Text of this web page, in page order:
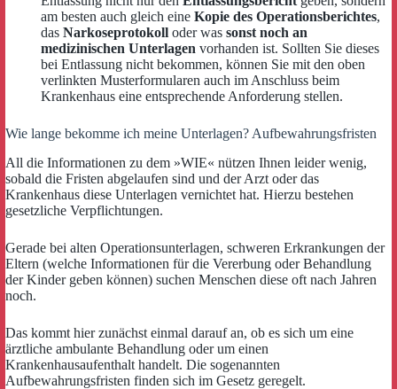
am besten auch gleich eine Kopie des Operationsberichtes,
das Narkoseprotokoll oder was sonst noch an
medizinischen Unterlagen vorhanden ist. Sollten Sie dieses
bei Entlassung nicht bekommen, können Sie mit den oben
verlinkten Musterformularen auch im Anschluss beim
Krankenhaus eine entsprechende Anforderung stellen.
Wie lange bekomme ich meine Unterlagen? Aufbewahrungsfristen
All die Informationen zu dem »WIE« nützen Ihnen leider wenig,
sobald die Fristen abgelaufen sind und der Arzt oder das
Krankenhaus diese Unterlagen vernichtet hat. Hierzu bestehen
gesetzliche Verpflichtungen.
Gerade bei alten Operationsunterlagen, schweren Erkrankungen der
Eltern (welche Informationen für die Vererbung oder Behandlung
der Kinder geben können) suchen Menschen diese oft nach Jahren
noch.
Das kommt hier zunächst einmal darauf an, ob es sich um eine
ärztliche ambulante Behandlung oder um einen
Krankenhausaufenthalt handelt. Die sogenannten
Aufbewahrungsfristen finden sich im Gesetz geregelt.